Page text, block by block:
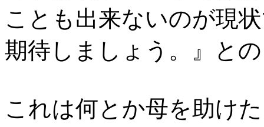
ことも 出来ないのが現
期待しましょう。』と
これは何とか母を助け